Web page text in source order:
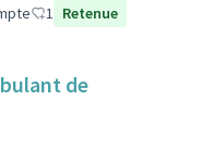
1 Retenue
de